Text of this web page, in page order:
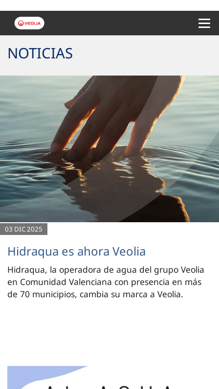
NOTICIAS
03 DIC 2025
Hidraqua es ahora Veolia
Hidraqua, la operadora de agua del grupo Veolia
en Comunidad Valenciana con presencia en más
de 70 municipios, cambia su marca a Veolia.